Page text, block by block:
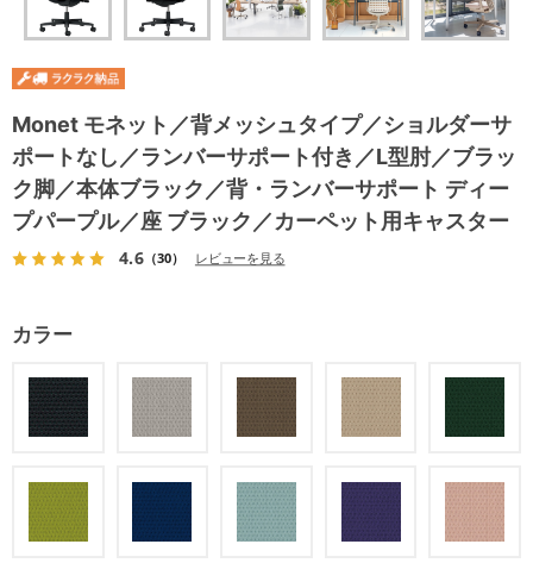
Monet モネット／背メッシュタイプ／ショルダーサ
ポートなし／ランバーサポート付き／L型肘／ブラッ
ク脚／本体ブラック／背・ランバーサポート ディー
プパープル／座 ブラック／カーペット用キャスター
4.6（30） レビューを見る
カラー